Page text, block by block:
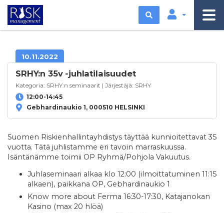
Etsi
10.11.2022
SRHY:n 35v -juhlatilaisuudet
Kategoria: SRHY:n seminaarit | Järjestäjä: SRHY
12:00-14:45
Gebhardinaukio 1, 000510 HELSINKI
Suomen Riskienhallintayhdistys täyttää kunnioitettavat 35
vuotta. Tätä juhlistamme eri tavoin marraskuussa.
Isäntänämme toimii OP Ryhmä/Pohjola Vakuutus.
Juhlaseminaari alkaa klo 12:00 (ilmoittatuminen 11:15
alkaen), paikkana OP, Gebhardinaukio 1
Know more about Ferma 16:30-17:30, Katajanokan
Kasino (max 20 hlöä)